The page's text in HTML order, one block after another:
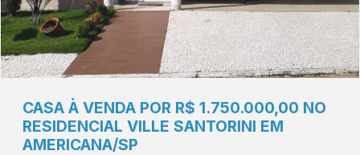
CASA À VENDA POR R$ 1.750.000,00 NO
RESIDENCIAL VILLE SANTORINI EM
AMERICANA/SP